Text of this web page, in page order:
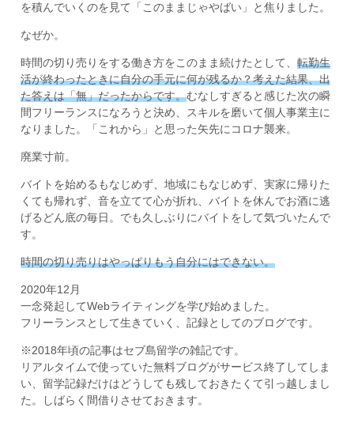
を積んでいくのを見て「このままじゃやばい」と焦りました。
なぜか。
時間の切り売りをする働き方をこのまま続けたとして、 転勤生
活が終わったときに自分の手元に何が残るか？考えた結果、出
た答えは「無」だったからです。むなしすぎると感じた次の瞬
間フリーランスになろうと決め、スキルを磨いて個人事業主に
なりました。「これから」と思った矢先にコロナ襲来。
廃業寸前。
バイトを始めるもなじめず、地域にもなじめず、実家に帰りた
くても帰れず、音を立てて心が折れ、バイトを休んでお酒に逃
げるどん底の毎日。でも久しぶりにバイトをして気づいたんで
す。
時間の切り売りはやっぱりもう自分にはできない。
2020年12月
一念発起してWebライティングを学び始めました。
フリーランスとして生きていく、記録としてのブログです。
※2018年頃の記事はセブ島留学の雑記です。
リアルタイムで使っていた無料ブログがサービス終了してしま
い、留学記録だけはどうしても残しておきたくて引っ越しまし
た。しばらく間借りさせておきます。